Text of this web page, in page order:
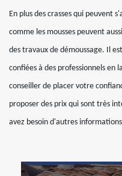
En plus des crasses qui peuvent
comme les mousses peuvent
des travaux de démoussage. Il
confiées à des professionnels en
conseiller de placer votre
proposer des prix qui sont très
avez besoin d'autres